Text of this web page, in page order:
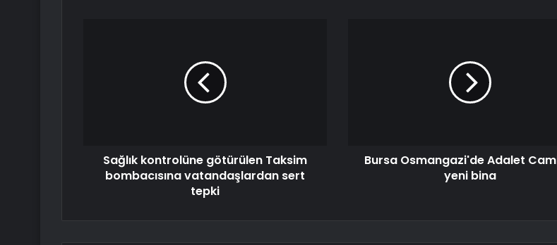
Sağlık kontrolüne götürülen Taksim
bombacısına vatandaşlardan sert
tepki
Bursa Osmangazi'de Adalet
yeni bina